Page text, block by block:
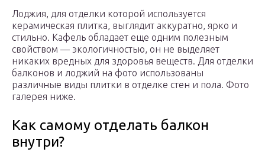
Лоджия, для отделки которой используется
керамическая плитка, выглядит аккуратно, ярко и
стильно. Кафель обладает еще одним полезным
свойством — экологичностью, он не выделяет
никаких вредных для здоровья веществ. Для отделки
балконов и лоджий на фото использованы
различные виды плитки в отделке стен и пола. Фото
галерея ниже.
Как самому отделать балкон
внутри?